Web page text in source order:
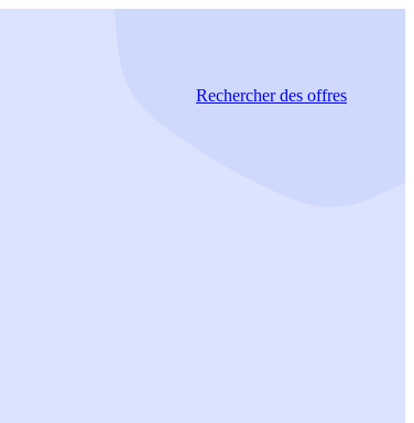
Rechercherdes offres